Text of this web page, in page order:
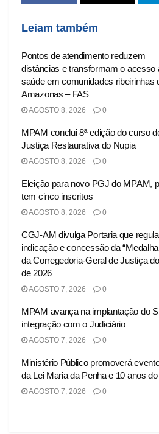
Leiam também
Pontos de atendimento reduzem
distâncias e transformam o acesso
saúde em comunidades ribeirinhas
Amazonas – FAS
AGOSTO 8, 2026 0
MPAM conclui 8ª edição do curso
Justiça Restaurativa do Nupia
AGOSTO 8, 2026 0
Eleição para novo PGJ do MPAM,
tem cinco inscritos
AGOSTO 8, 2026 0
CGJ-AM divulga Portaria que
indicação e concessão da
da Corregedoria-Geral de Justiça
de 2026
AGOSTO 7, 2026 0
MPAM avança na implantação do
integração com o Judiciário
AGOSTO 7, 2026 0
Ministério Público promoverá
da Lei Maria da Penha e 10 anos
AGOSTO 7, 2026 0